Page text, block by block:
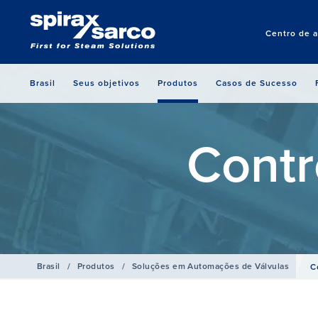
Centro de
Brasil Seus objetivos Produtos Casos de Sucesso
Brasil / Produtos / Soluções em Automações de Válvulas